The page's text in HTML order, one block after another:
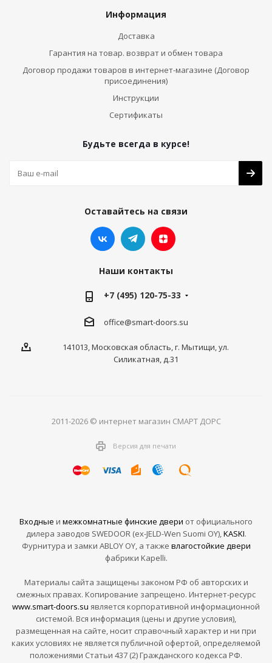
Информация
Доставка
Гарантия на товар. возврат и обмен товара
Договор продажи товаров в интернет-магазине (Договор
присоединения)
Инструкции
Сертификаты
Будьте всегда в курсе!
Оставайтесь на связи
Наши контакты
+7 (495) 120-75-33
office@smart-doors.su
141013, Московская область, г. Мытищи, ул.
Силикатная, д.31
2011-2026 © интернет магазин СМАРТ ДОРС
Версия для печати
Входные и межкомнатные финские двери от официального
дилера заводов SWEDOOR (ex-JELD-Wen Suomi OY),KASKI.
Фурнитура и замки ABLOY OY, а также влагостойкие двери
фабрики Kapelli.
Материалы сайта защищены законом РФ об авторских и
смежных правах. Копирование запрещено. Интернет-ресурс
www.smart-doors.su является корпоративной информационной
системой. Вся информация (цены и другие условия),
размещенная на сайте, носит справочный характер и ни при
каких условиях не является публичной офертой, определяемой
положениями Статьи 437 (2) Гражданского кодекса РФ.